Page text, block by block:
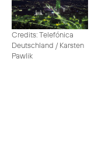
Credits: Telefónica
Deutschland / Karsten
Pawlik